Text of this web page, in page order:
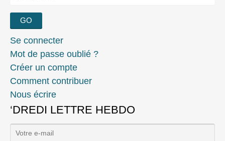
Se connecter
Mot de passe oublié ?
Créer un compte
Comment contribuer
Nous écrire
‘DREDI LETTRE HEBDO